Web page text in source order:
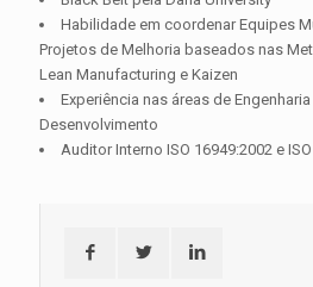
Habilidade em coordenar Equipes
Projetos de Melhoria baseados nas
Lean Manufacturing e Kaizen
Experiência nas áreas de
Desenvolvimento
Auditor Interno ISO 16949:2002 e